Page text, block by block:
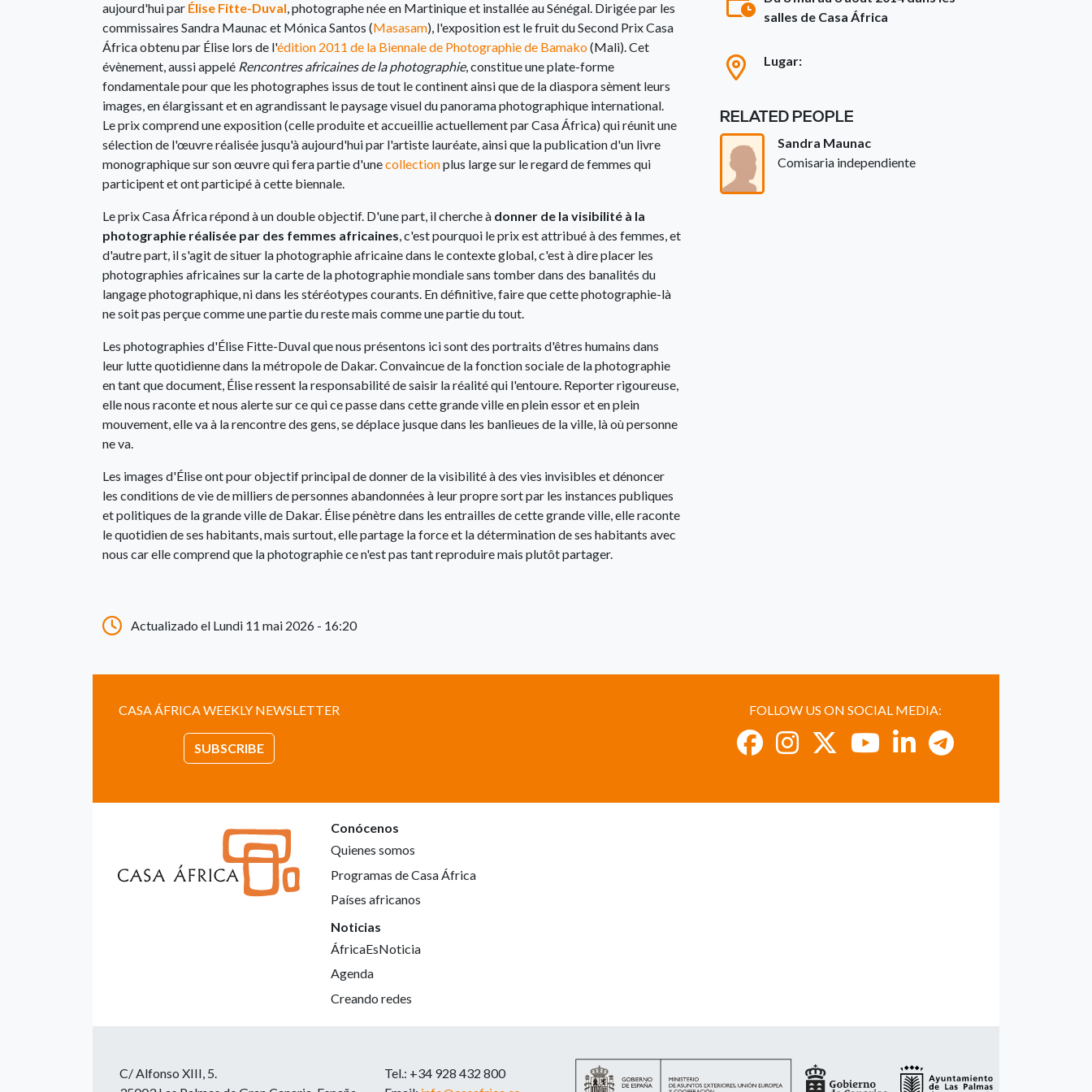
aujourd'hui par Élise Fitte-Duval, photographe née en Martinique et installée au Sénégal. Dirigée par les
commissaires Sandra Maunac et Mónica Santos (Masasam), l'exposition est le fruit du Second Prix Casa
África obtenu par Élise lors de l'édition 2011 de la Biennale de Photographie de Bamako(Mali). Cet
évènement, aussi appelé Rencontres africaines de la photographie, constitue une plate-forme
fondamentale pour que les photographes issus de tout le continent ainsi que de la diaspora sèment leurs
images, en élargissant et en agrandissant le paysage visuel du panorama photographique international.
Le prix comprend une exposition (celle produite et accueillie actuellement par Casa África) qui réunit une
sélection de l'œuvre réalisée jusqu'à aujourd'hui par l'artiste lauréate, ainsi que la publication d'un livre
monographique sur son œuvre qui fera partie d'unecollectionplus large sur le regard de femmes qui
participent et ont participé à cette biennale.
Le prix Casa África répond à un double objectif. D'une part, il cherche à donner de la visibilité à la
photographie réalisée par des femmes africaines, c'est pourquoi le prix est attribué à des femmes, et
d'autre part, il s'agit de situer la photographie africaine dans le contexte global, c'est à dire placer les
photographies africaines sur la carte de la photographie mondiale sans tomber dans des banalités du
langage photographique, ni dans les stéréotypes courants. En définitive, faire que cette photographie-là
ne soit pas perçue comme une partie du reste mais comme une partie du tout.
Les photographies d'Élise Fitte-Duval que nous présentons ici sont des portraits d'êtres humains dans
leur lutte quotidienne dans la métropole de Dakar. Convaincue de la fonction sociale de la photographie
en tant que document, Élise ressent la responsabilité de saisir la réalité qui l'entoure. Reporter rigoureuse,
elle nous raconte et nous alerte sur ce qui ce passe dans cette grande ville en plein essor et en plein
mouvement, elle va à la rencontre des gens, se déplace jusque dans les banlieues de la ville, là où personne
ne va.
Les images d'Élise ont pour objectif principal de donner de la visibilité à des vies invisibles et dénoncer
les conditions de vie de milliers de personnes abandonnées à leur propre sort par les instances publiques
et politiques de la grande ville de Dakar. Élise pénètre dans les entrailles de cette grande ville, elle raconte
le quotidien de ses habitants, mais surtout, elle partage la force et la détermination de ses habitants avec
nous car elle comprend que la photographie ce n'est pas tant reproduire mais plutôt partager.
Actualizado el Lundi 11 mai 2026 - 16:20
salles de Casa África
Lugar:
RELATED PEOPLE
Sandra Maunac
Comisaria independiente
CASA ÁFRICA WEEKLY NEWSLETTER
SUBSCRIBE
FOLLOW US ON SOCIAL MEDIA:
Conócenos
Quienes somos
Programas de Casa África
Países africanos
Noticias
ÁfricaEsNoticia
Agenda
Creando redes
C/ Alfonso XIII, 5.
Tel.: +34 928 432 800